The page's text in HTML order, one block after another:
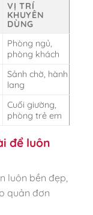
VỊ TRÍ
KHUYÊN
DÙNG
Phòng ngủ,
phòng khách
Sảnh chờ, hành
lang
Cuối giường,
phòng trẻ em
để luôn
luôn bền đẹp,
quản đơn